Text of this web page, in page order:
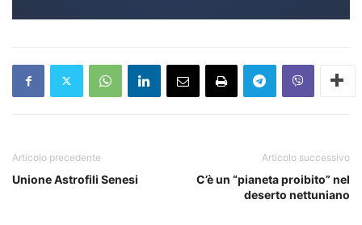
Articolo precedente
Unione Astrofili Senesi
Articolo successivo
C’è un “pianeta proibito” nel
deserto nettuniano